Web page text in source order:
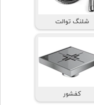
شلنگ توالت
کفشور